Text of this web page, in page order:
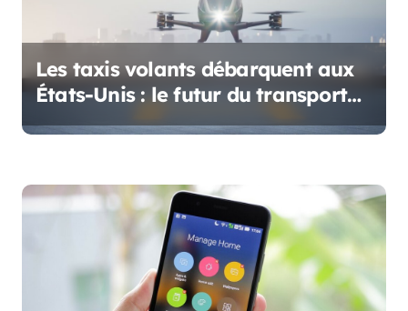
l
’
a
r
t
i
Les taxis volants débarquent aux
États-Unis : le futur du transport
est là